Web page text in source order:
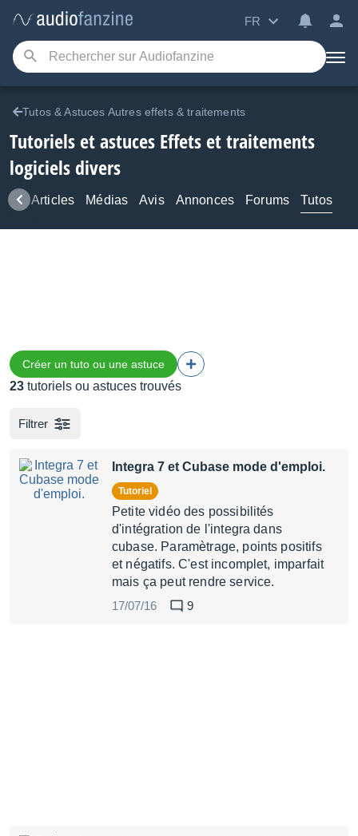
FR
Tutos & Astuces Autres effets & traitements
Tutoriels et astuces Effets et traitements
logiciels divers
Articles Médias Avis Annonces Forums Tutos
Créer un tuto ou une astuce
23 tutoriels ou astuces trouvés
Filtrer
Integra 7 et Cubase mode d'emploi.
Tutoriel
Petite vidéo des possibilités
d'intégration de l'integra dans
cubase. Paramètrage, points positifs
et négatifs. C'est incomplet, imparfait
mais ça peut rendre service.
17/07/16
9